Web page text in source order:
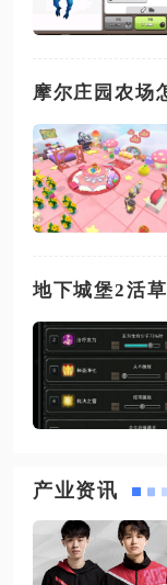
摩尔庄园农场
地下城堡2活
产业资讯